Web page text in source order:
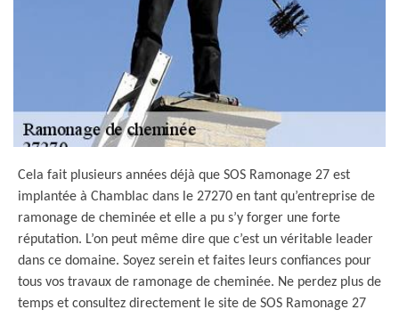
Cela fait plusieurs années déjà que SOS Ramonage 27 est
implantée à Chamblac dans le 27270 en tant qu’entreprise de
ramonage de cheminée et elle a pu s’y forger une forte
réputation. L’on peut même dire que c’est un véritable leader
dans ce domaine. Soyez serein et faites leurs confiances pour
tous vos travaux de ramonage de cheminée. Ne perdez plus de
temps et consultez directement le site de SOS Ramonage 27